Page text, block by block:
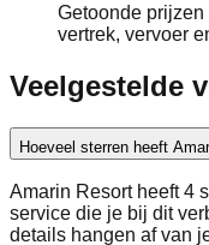
Getoonde
vertrek, vervoer
Veelgestelde
Hoeveel sterren heeft
Amarin Resort heeft 4
service die je bij dit
details hangen af van